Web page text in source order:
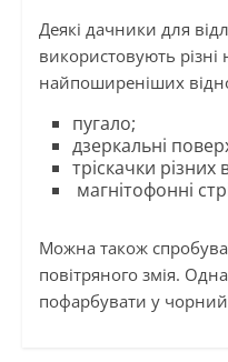
Деякі дачники для
використовують
найпоширеніших
пугало;
дзеркальні
тріскачки різних
магнітофонні
Можна також
повітряного змія.
пофарбувати у чорний